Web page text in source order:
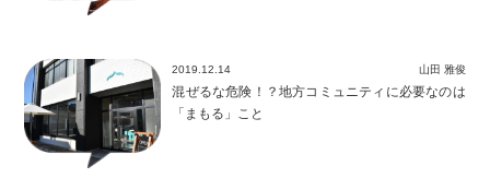
2019.12.14
混ぜるな危険！？地方コミュニティに必要なのは
「まもる」こと
山田 雅俊